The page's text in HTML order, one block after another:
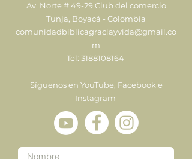
Av. Norte # 49-29 Club del comercio
Tunja, Boyacá - Colombia
comunidadbiblicagraciayvida@gmail.co
m
Tel: 3188108164
Síguenos en YouTube, Facebook e
Instagram